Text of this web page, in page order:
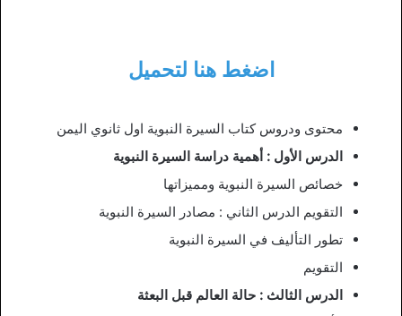
اضغط هنا لتحميل
محتوى ودروس كتاب السيرة النبوية اول ثانوي اليمن
الدرس الأول : أهمية دراسة السيرة النبوية
خصائص السيرة النبوية ومميزاتها
التقويم الدرس الثاني : مصادر السيرة النبوية
تطور التأليف في السيرة النبوية
التقويم
الدرس الثالث : حالة العالم قبل البعثة